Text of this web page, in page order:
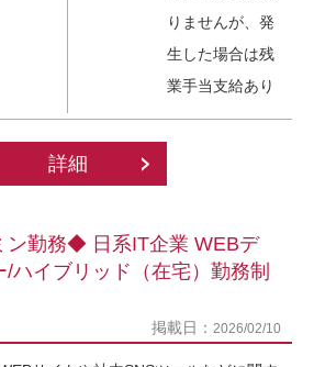
りませんが、発
生した場合は残
業手当支給あり
詳細
勤務◆ 日系IT企業 WEBデ
/ハイブリッド（在宅）勤務制
掲載日： 2026/02/10